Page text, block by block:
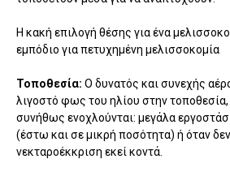
Η κακή επιλογή θέσης για ένα
εμπόδιο για πετυχημένη μελισσοκομία
Τοποθεσία: Ο δυνατός και συνεχής
λιγοστό φως του ηλίου στην
συνήθως ενοχλούνται: μεγάλα
(έστω και σε μικρή ποσότητα) ή όταν
νεκταροέκκριση εκεί κοντά.